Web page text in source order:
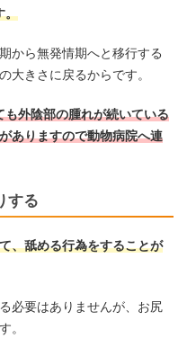
。
から無発情期へと移行する
大きさに戻るからです。
外陰部の腫れが続いている
ありますので動物病院へ連
する
、舐める行為をすることが
必要はありませんが、お尻
。